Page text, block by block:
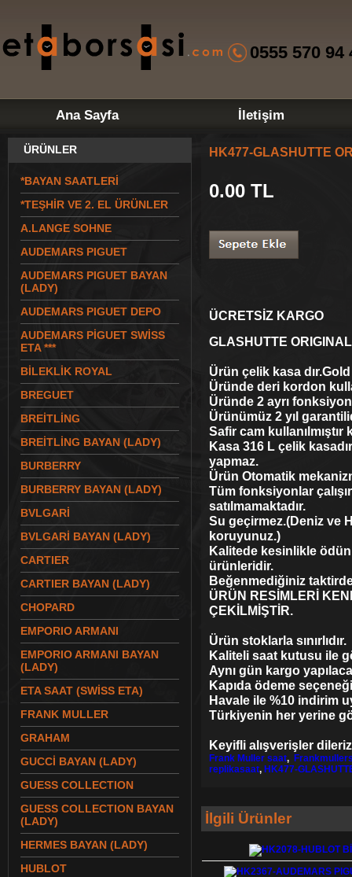
0555 570 94
Ana Sayfa İletişim
ÜRÜNLER
*BAYAN SAATLERİ
*TEŞHİR VE 2. EL ÜRÜNLER
A.LANGE SOHNE
AUDEMARS PIGUET
AUDEMARS PIGUET BAYAN
(LADY)
AUDEMARS PIGUET DEPO
AUDEMARS PİGUET SWİSS
ETA ***
BİLEKLİK ROYAL
BREGUET
BREİTLİNG
BREİTLİNG BAYAN (LADY)
BURBERRY
BURBERRY BAYAN (LADY)
BVLGARİ
BVLGARİ BAYAN (LADY)
CARTIER
CARTIER BAYAN (LADY)
CHOPARD
EMPORIO ARMANI
EMPORIO ARMANI BAYAN
(LADY)
ETA SAAT (SWİSS ETA)
FRANK MULLER
GRAHAM
GUCCİ BAYAN (LADY)
GUESS COLLECTION
GUESS COLLECTION BAYAN
(LADY)
HERMES BAYAN (LADY)
HUBLOT
HK477-GLASHUTTE
0.00 TL
ÜCRETSİZ KARGO
GLASHUTTE
Ürün çelik kasa
Üründe deri kordon
Üründe 2 ayrı
Ürünümüz 2 yıl
Safir cam
Kasa 316 L çelik
yapmaz.
Ürün Otomatik
Tüm fonksiyonlar
satılmamaktadır.
Su geçirmez.(Deniz ve
koruyunuz.)
Kalitede kesinlikle
ürünleridir.
Beğenmediğiniz
ÜRÜN RESİMLERİ
ÇEKİLMİŞTİR.
Ürün stoklarla sınırlıdır.
Kaliteli saat kutusu ile
Aynı gün kargo
Kapıda ödeme
Havale ile %10 indirim
Türkiyenin her yerine
Keyifli alışverişler
Frank Muller saat,
replikasaat, HK477-
İlgili Ürünler